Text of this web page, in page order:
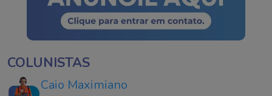
COLUNISTAS
Caio Maximiano